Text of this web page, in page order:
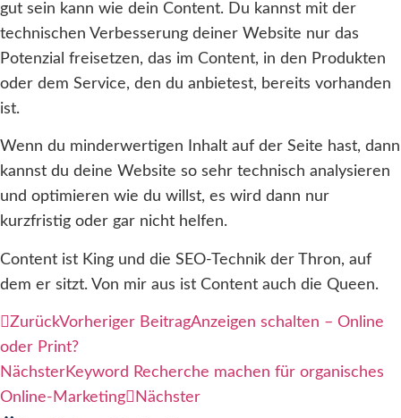
gut sein kann wie dein Content. Du kannst mit der
technischen Verbesserung deiner Website nur das
Potenzial freisetzen, das im Content, in den Produkten
oder dem Service, den du anbietest, bereits vorhanden
ist.
Wenn du minderwertigen Inhalt auf der Seite hast, dann
kannst du deine Website so sehr technisch analysieren
und optimieren wie du willst, es wird dann nur
kurzfristig oder gar nicht helfen.
Content ist King und die SEO-Technik der Thron, auf
dem er sitzt. Von mir aus ist Content auch die Queen.
ZurückVorheriger BeitragAnzeigen schalten – Online
oder Print?
NächsterKeyword Recherche machen für organisches
Online-Marketing
Nächster